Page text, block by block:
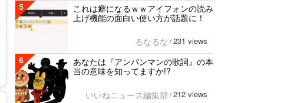
5
これは癖になるｗｗアイフォンの読み
上げ機能の面白い使い方が話題に！
るなるな / 231 views
6
あなたは『アンパンマンの歌詞』の本
当の意味を知ってますか!?
いいねニュース編集部 / 212 views